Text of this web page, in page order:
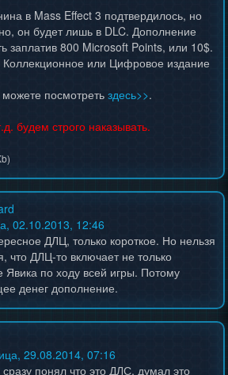
в Mass Effect 3 подтвердилось, но
он будет лишь в DLC. Дополнение
заплатив 800 Microsoft Points, или 10$.
Коллекционное или Цифровое издание
посмотреть здесь>>.
будем строго наказывать.
02.10.2013, 12:46
ДЛЦ, только короткое. Но нельзя
что ДЛЦ-то включает не только
по ходу всей игры. Потому
денег дополнение.
29.08.2014, 07:16
понял что это ДЛС, думал это